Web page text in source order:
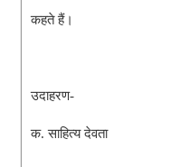
कहते हैं।
उदाहरण-
क. साहित्य देवता